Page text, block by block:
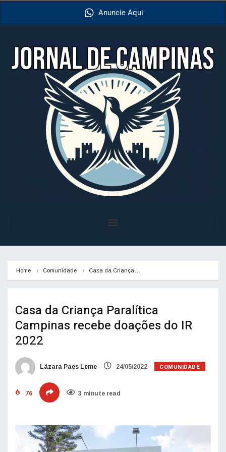
Anuncie Aqui
Home Comunidade Casa da Criança…
Casa da Criança Paralítica
Campinas recebe doações do IR
2022
Lázara Paes Leme 24/05/2022 COMUNIDADE
76 3 minute read